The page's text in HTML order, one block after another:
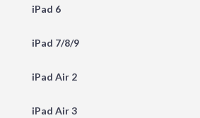
iPad 6
iPad 7/8/9
iPad Air 2
iPad Air 3